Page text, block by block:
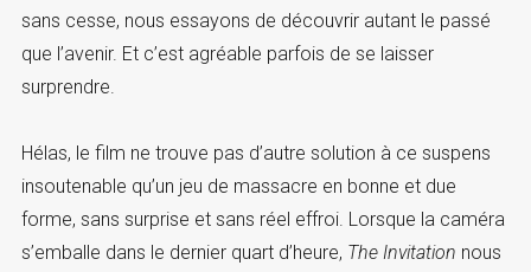
sans cesse, nous essayons de découvrir autant le passé
que l’avenir. Et c’est agréable parfois de se laisser
surprendre.
Hélas, le film ne trouve pas d’autre solution à ce suspens
insoutenable qu’un jeu de massacre en bonne et due
forme, sans surprise et sans réel effroi. Lorsque la caméra
s’emballe dans le dernier quart d’heure, The Invitation nous